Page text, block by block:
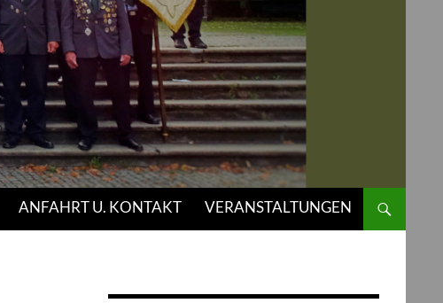
ANFAHRT U. KONTAKT VERANSTALTUNGEN